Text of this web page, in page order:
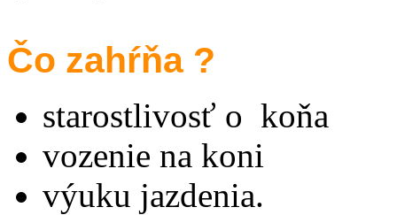
Čo zahŕňa ?
starostlivosť o koňa
vozenie na koni
výuku jazdenia.